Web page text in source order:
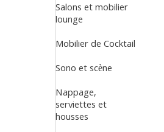
Salons et mobilier
lounge
Mobilier de Cocktail
Sono et scène
Nappage,
serviettes et
housses